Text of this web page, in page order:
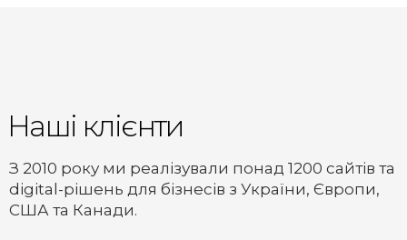
Наші клієнти
З 2010 року ми реалізували понад 1200 сайтів та
digital-рішень для бізнесів з України, Європи,
США та Канади.